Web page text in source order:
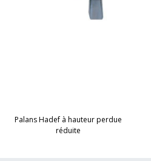
Palans Hadef à hauteur perdue
réduite